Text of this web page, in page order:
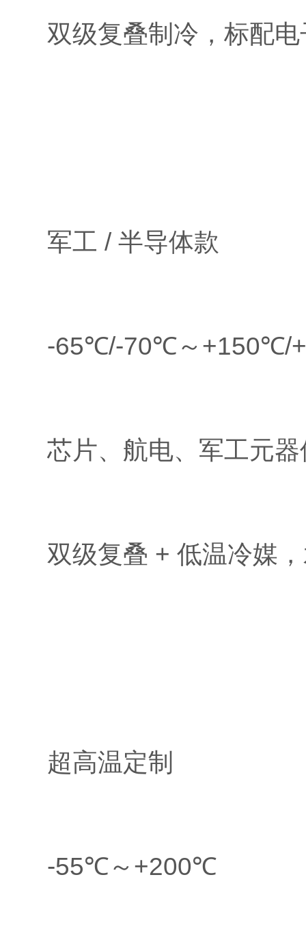
双级复叠制冷，标配
军工 / 半导体款
-65℃/-70℃～+150℃/
芯片、航电、军工元
双级复叠 + 低温冷媒
超高温定制
-55℃～+200℃